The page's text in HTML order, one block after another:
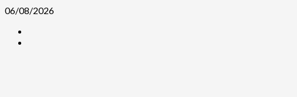
Skip
content
06/08/2026